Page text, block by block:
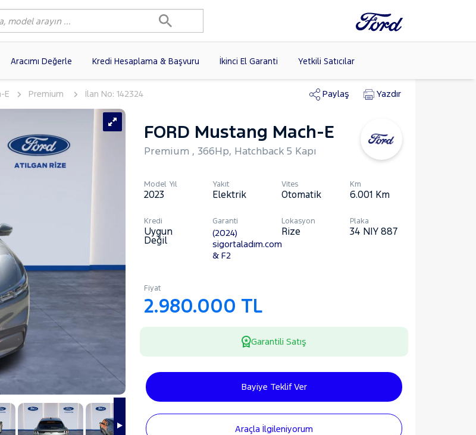
Aracımı Değerle Kredi Hesaplama & Başvuru İkinci El Garanti Yetkili Satıcılar
FIAT(97) RENAULT
CITROEN TOYOTA(14)
KIA(12) VOLVO(11)
AUDI(9)
Tüm Markaları
E Premium İlan No: 142324 Paylaş Yazdır
FORD Mustang Mach-E
Premium , 366Hp, Hatchback 5 Kapı
Model Yıl
2023
Yakıt
Elektrik
Vites
Otomatik
Km
6.001 Km
Kredi
Uygun
Değil
Garanti
(2024)
sigortaladım.com
& F2
Lokasyon
Rize
Plaka
34 NIY 887
Fiyat
2.980.000 TL
Garantili Satış
Bayiye Teklif Ver
Araçla İlgileniyorum